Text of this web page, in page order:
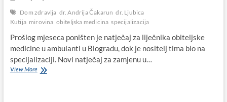
Dom zdravlja dr. Andrija Čakarun dr. Ljubica
Kutija mirovina obiteljska medicina specijalizacija
Prošlog mjeseca poništen je natječaj za liječnika obiteljske
medicine u ambulanti u Biogradu, dok je nositelj tima bio na
specijalizaciji. Novi natječaj za zamjenu u…
View MoreDr.